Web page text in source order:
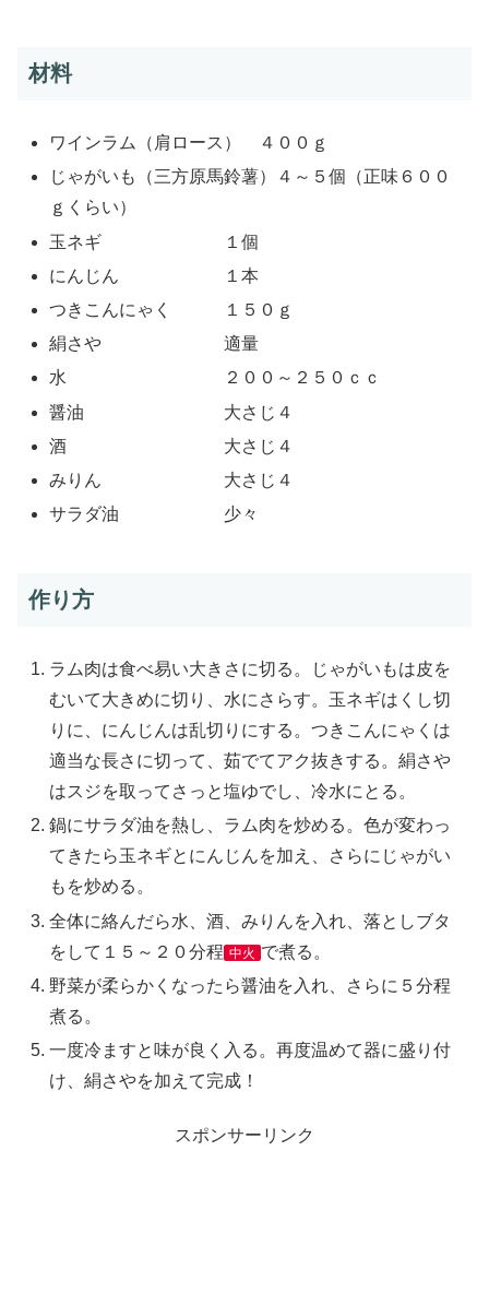
材料
ワインラム（肩ロース） ４００ｇ
じゃがいも（三方原馬鈴薯）４～５個（正味６００
ｇくらい）
玉ネギ １個
にんじん １本
つきこんにゃく １５０ｇ
絹さや 適量
水 ２００～２５０ｃｃ
醤油 大さじ４
酒 大さじ４
みりん 大さじ４
サラダ油 少々
作り方
ラム肉は食べ易い大きさに切る。じゃがいもは皮を
むいて大きめに切り、水にさらす。玉ネギはくし切
りに、にんじんは乱切りにする。つきこんにゃくは
適当な長さに切って、茹でてアク抜きする。絹さや
はスジを取ってさっと塩ゆでし、冷水にとる。
鍋にサラダ油を熱し、ラム肉を炒める。色が変わっ
てきたら玉ネギとにんじんを加え、さらにじゃがい
もを炒める。
全体に絡んだら水、酒、みりんを入れ、落としブタ
をして１５～２０分程 中火 で煮る。
野菜が柔らかくなったら醤油を入れ、さらに５分程
煮る。
一度冷ますと味が良く入る。再度温めて器に盛り付
け、絹さやを加えて完成！
スポンサーリンク